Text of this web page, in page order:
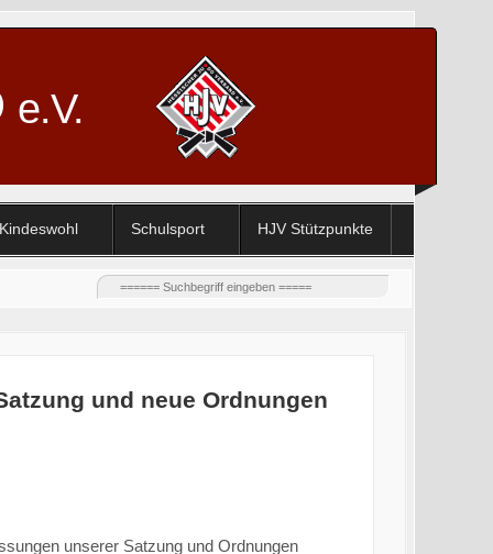
e.V.
Kindeswohl Schulsport HJV Stützpunkte
und neue Ordnungen
unserer Satzung und Ordnungen